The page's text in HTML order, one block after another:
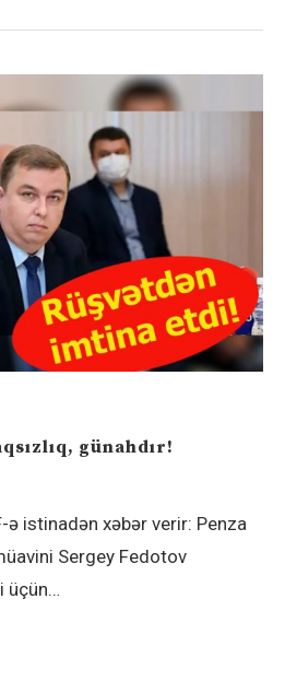
günahdır!
istinadən xəbər verir: Penza
Sergey Fedotov
üçün…